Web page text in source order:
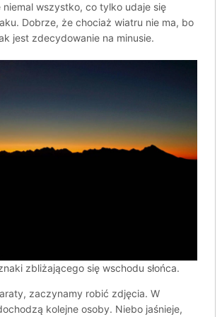
niemal wszystko, co tylko udaje się
Dobrze, że chociaż wiatru nie ma, bo
jest zdecydowanie na minusie.
zbliżającego się wschodu słońca.
zaczynamy robić zdjęcia. W
kolejne osoby. Niebo jaśnieje,